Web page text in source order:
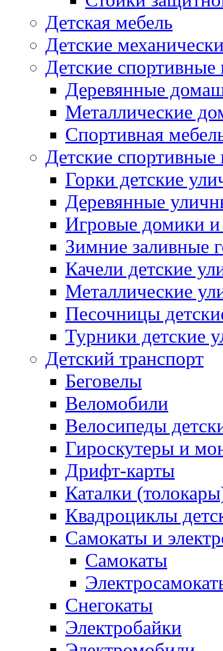
Детская мебель
Детские
Детские
Деревянные
Металлические
Спортивная
Детские
Горки детские
Деревянные
Игровые домики и
Зимние заливные
Качели детские
Металлические
Песочницы
Турники детские
Детский транспорт
Беговелы
Веломобили
Велосипеды
Гироскутеры и
Дрифт-карты
Каталки
Квадроциклы
Самокаты и
Самокаты
Снегокаты
Электробайки